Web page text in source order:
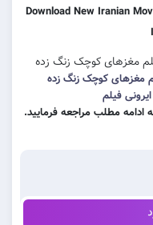
Download
زنگ زده
فرمایید.